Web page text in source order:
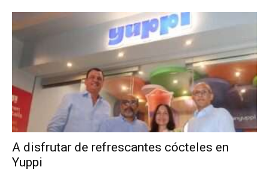
A disfrutar de refrescantes cócteles en
Yuppi